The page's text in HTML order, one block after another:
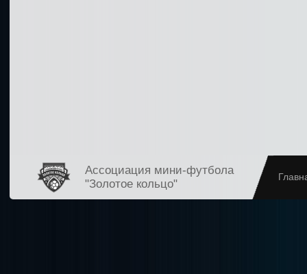
Ассоциация мини-футбола
"Золотое кольцо"